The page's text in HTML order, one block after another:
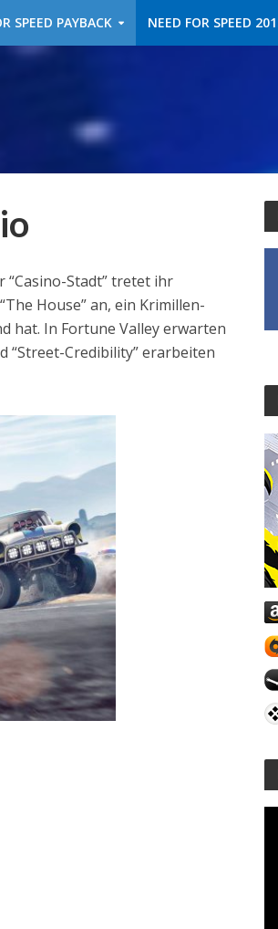
SPEED PAYBACK NEED FOR SPEED
“Casino-Stadt” tretet ihr
House” an, ein Krimillen-
hat. In Fortune Valley erwarten
“Street-Credibility” erarbeiten